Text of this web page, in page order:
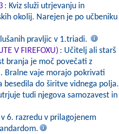
: Kviz služi utrjevanju in
okolij. Narejen je po učbeniku
pravljic v 1.triadi.
V FIREFOXU) : Učitelj ali starš
branja je moč povečati z
Bralne vaje morajo pokrivati
besedila do širitve vidnega polja.
tudi njegova samozavest in
6. razredu v prilagojenem